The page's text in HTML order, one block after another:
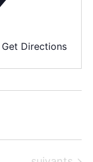
Get Directions